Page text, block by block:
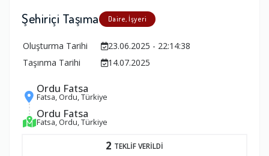
Şehiriçi Taşıma Daire, İşyeri
Oluşturma Tarihi
23.06.2025 - 22:14:38
Taşınma Tarihi
14.07.2025
Ordu Fatsa
Fatsa, Ordu, Türkiye
Ordu Fatsa
Fatsa, Ordu, Türkiye
2 TEKLİF VERİLDİ